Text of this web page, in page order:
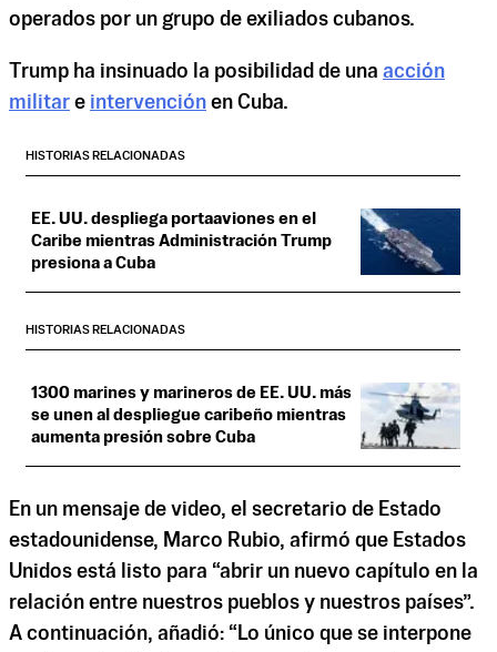
operados por un grupo de exiliados cubanos.
Trump ha insinuado la posibilidad de una acción
militar e intervención en Cuba.
HISTORIAS RELACIONADAS
EE. UU. despliega portaaviones en el
Caribe mientras Administración Trump
presiona a Cuba
HISTORIAS RELACIONADAS
1300 marines y marineros de EE. UU. más
se unen al despliegue caribeño mientras
aumenta presión sobre Cuba
En un mensaje de video, el secretario de Estado
estadounidense, Marco Rubio, afirmó que Estados
Unidos está listo para “abrir un nuevo capítulo en la
relación entre nuestros pueblos y nuestros países”.
A continuación, añadió: “Lo único que se interpone